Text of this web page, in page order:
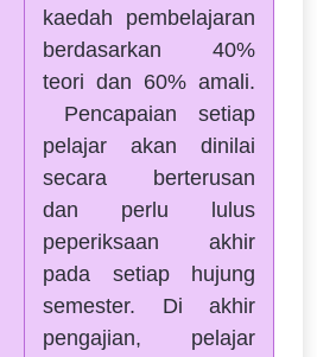
kaedah pembelajaran
berdasarkan 40%
teori dan 60% amali.
Pencapaian setiap
pelajar akan dinilai
secara berterusan
dan perlu lulus
peperiksaan akhir
pada setiap hujung
semester. Di akhir
pengajian, pelajar